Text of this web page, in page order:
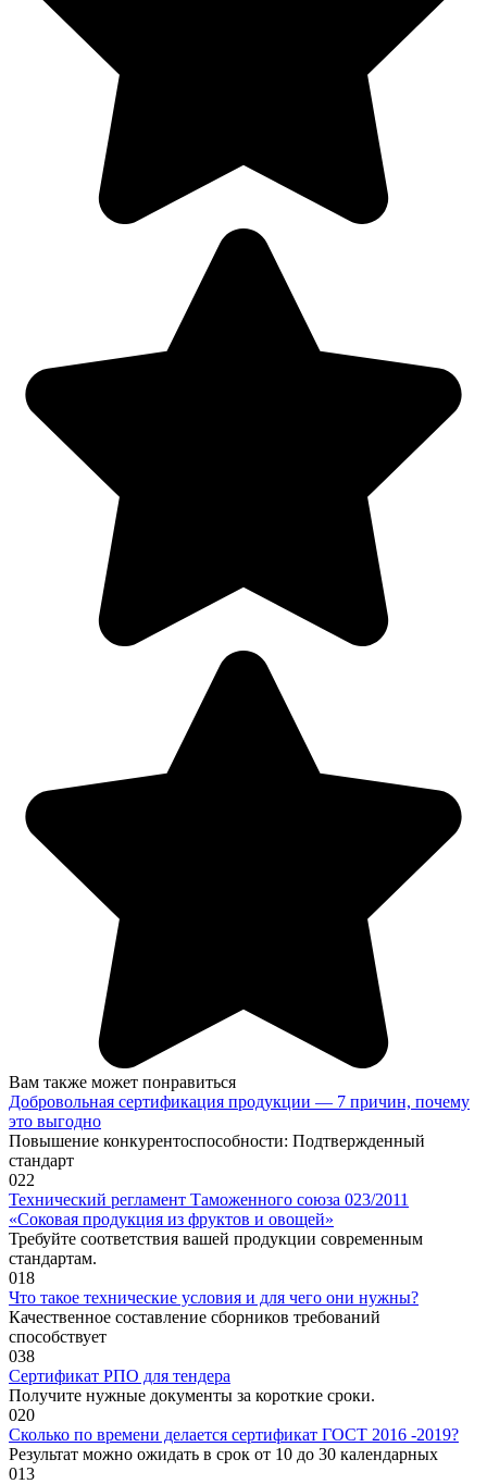
Вам также может понравиться
Добровольная сертификация продукции — 7 причин, почему
это выгодно
Повышение конкурентоспособности: Подтвержденный
стандарт
022
Технический регламент Таможенного союза 023/2011
«Соковая продукция из фруктов и овощей»
Требуйте соответствия вашей продукции современным
стандартам.
018
Что такое технические условия и для чего они нужны?
Качественное составление сборников требований
способствует
038
Сертификат РПО для тендера
Получите нужные документы за короткие сроки.
020
Сколько по времени делается сертификат ГОСТ 2016 -2019?
Результат можно ожидать в срок от 10 до 30 календарных
013